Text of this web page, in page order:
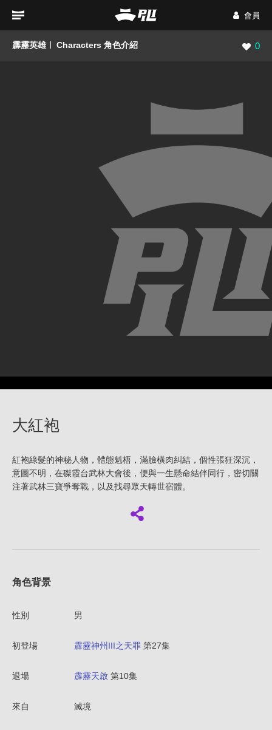
會員
霹靂英雄 Characters 角色介紹 瀏覽
0
大紅袍
紅袍綠髮的神秘人物，體態魁梧，滿臉橫肉糾結，個性張狂深沉，
意圖不明，在磔霞台武林大會後，便與一生懸命結伴同行，密切關
注著武林三寶爭奪戰，以及找尋眾天轉世宿體。
角色背景
性別 男
初登場 霹靂神州III之天罪 第27集
退場 霹靂天啟 第10集
來自 滅境